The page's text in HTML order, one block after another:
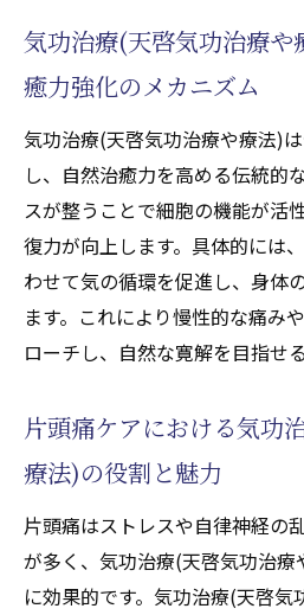
気功治療(天啓気功治療
癒力強化のメカニズム
気功治療(天啓気功治療や療法)
し、自然治癒力を高める伝統的
スが整うことで細胞の機能が活
復力が向上します。具体的には
わせて気の循環を促進し、身体
ます。これにより慢性的な痛み
ローチし、自然な寛解を目指せる
片頭痛ケアにおける気功
療法)の役割と魅力
片頭痛はストレスや自律神経の
が多く、気功治療(天啓気功治
に効果的です。気功治療(天啓